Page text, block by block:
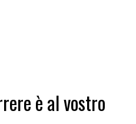
è al vostro